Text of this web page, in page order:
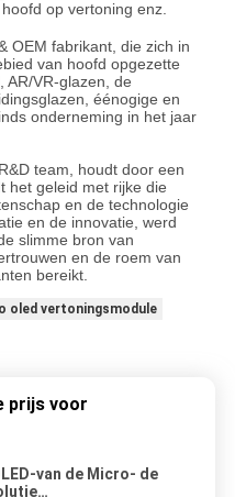
op vertoning enz.
OEM fabrikant, die zich in
van hoofd opgezette
AR/VR-glazen, de
éénogige en
onderneming in het jaar
team, houdt door een
het geleid met rijke die
en de technologie
en de innovatie, werd
slimme bron van
en de roem van
bereikt.
oled vertoningsmodule
prijs voor
van de Micro- de